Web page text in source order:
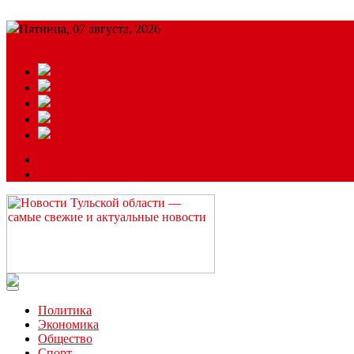
Пятница, 07 августа, 2026
Читайте последние новости дня в Тульской области на сайте
Политика
Экономика
Общество